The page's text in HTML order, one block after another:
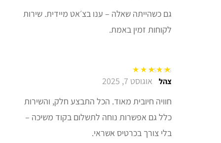
גם כשהייתה שאלה – ענו בצ׳אט מיידית. שירות
לקוחות זמין באמת.
דורג5מתוך 5 צהל אוגוסט 7, 2025
חוויה חיובית מאוד. הכל התבצע חלק, והשירות
כלל גם אפשרות נוחה לתשלום בקוד משיכה –
בלי צורך בכרטיס אשראי.